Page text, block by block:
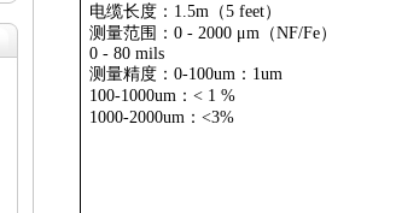
电缆长度： 1.5m（5 feet）
测量范围： 0 - 2000 μm（NF/Fe）
0 - 80 mils
测量精度： 0-100um： 1um
100-1000um：< 1 %
1000-2000um：<3%